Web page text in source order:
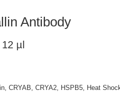
Antibody
µl
CRYAB, CRYA2, HSPB5, Heat